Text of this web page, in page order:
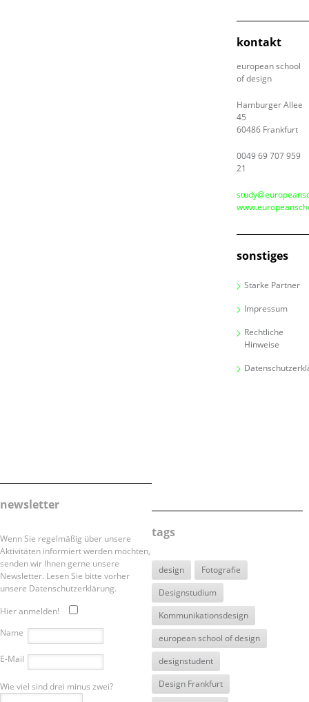
kontakt
european school
of design
Hamburger Allee
45
60486 Frankfurt
0049 69 707 959
21
sonstiges
Starke Partner
Impressum
Rechtliche
Hinweise
newsletter
Wenn Sie regelmäßig über unsere
Aktivitäten informiert werden möchten,
senden wir Ihnen gerne unsere
Newsletter. Lesen Sie bitte vorher
unsere Datenschutzerklärung.
Hier anmelden!
Name
E-Mail
Wie viel sind drei minus zwei?
tags
design
Fotografie
Designstudium
Kommunikationsdesign
european school of design
designstudent
Design Frankfurt